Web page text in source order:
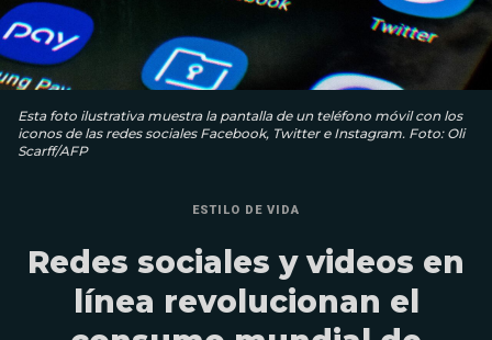
Esta foto ilustrativa muestra la pantalla de un teléfono móvil con los
iconos de las redes sociales Facebook, Twitter e Instagram. Foto: Oli
Scarff/AFP
ESTILO DE VIDA
Redes sociales y videos en
línea revolucionan el